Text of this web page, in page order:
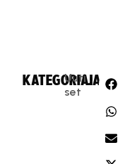
KATEGORIA:
Uuti
set
JAA: